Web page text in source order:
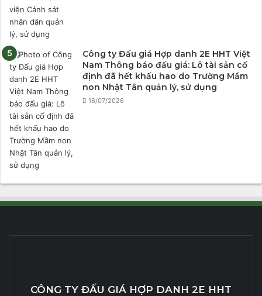
Công ty Đấu giá Hợp danh 2E HHT Việt
Nam Thông báo đấu giá: Lô tài sản cố
định đã hết khấu hao do Trường Mầm
non Nhật Tân quản lý, sử dụng
16/07/2026
CÔNG TY ĐẤU GIÁ HỢP DANH 2E HHT